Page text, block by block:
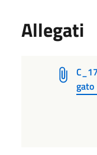
Allegati
gato